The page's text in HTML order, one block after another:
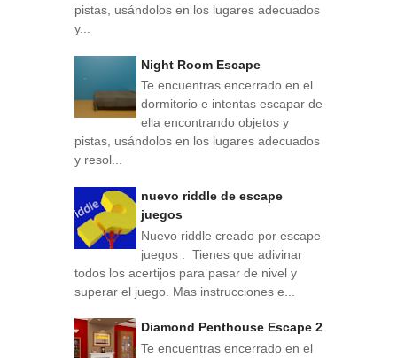
pistas, usándolos en los lugares adecuados
y...
Night Room Escape
Te encuentras encerrado en el
dormitorio e intentas escapar de
ella encontrando objetos y
pistas, usándolos en los lugares adecuados
y resol...
nuevo riddle de escape
juegos
Nuevo riddle creado por escape
juegos . Tienes que adivinar
todos los acertijos para pasar de nivel y
superar el juego. Mas instrucciones e...
Diamond Penthouse Escape 2
Te encuentras encerrado en el